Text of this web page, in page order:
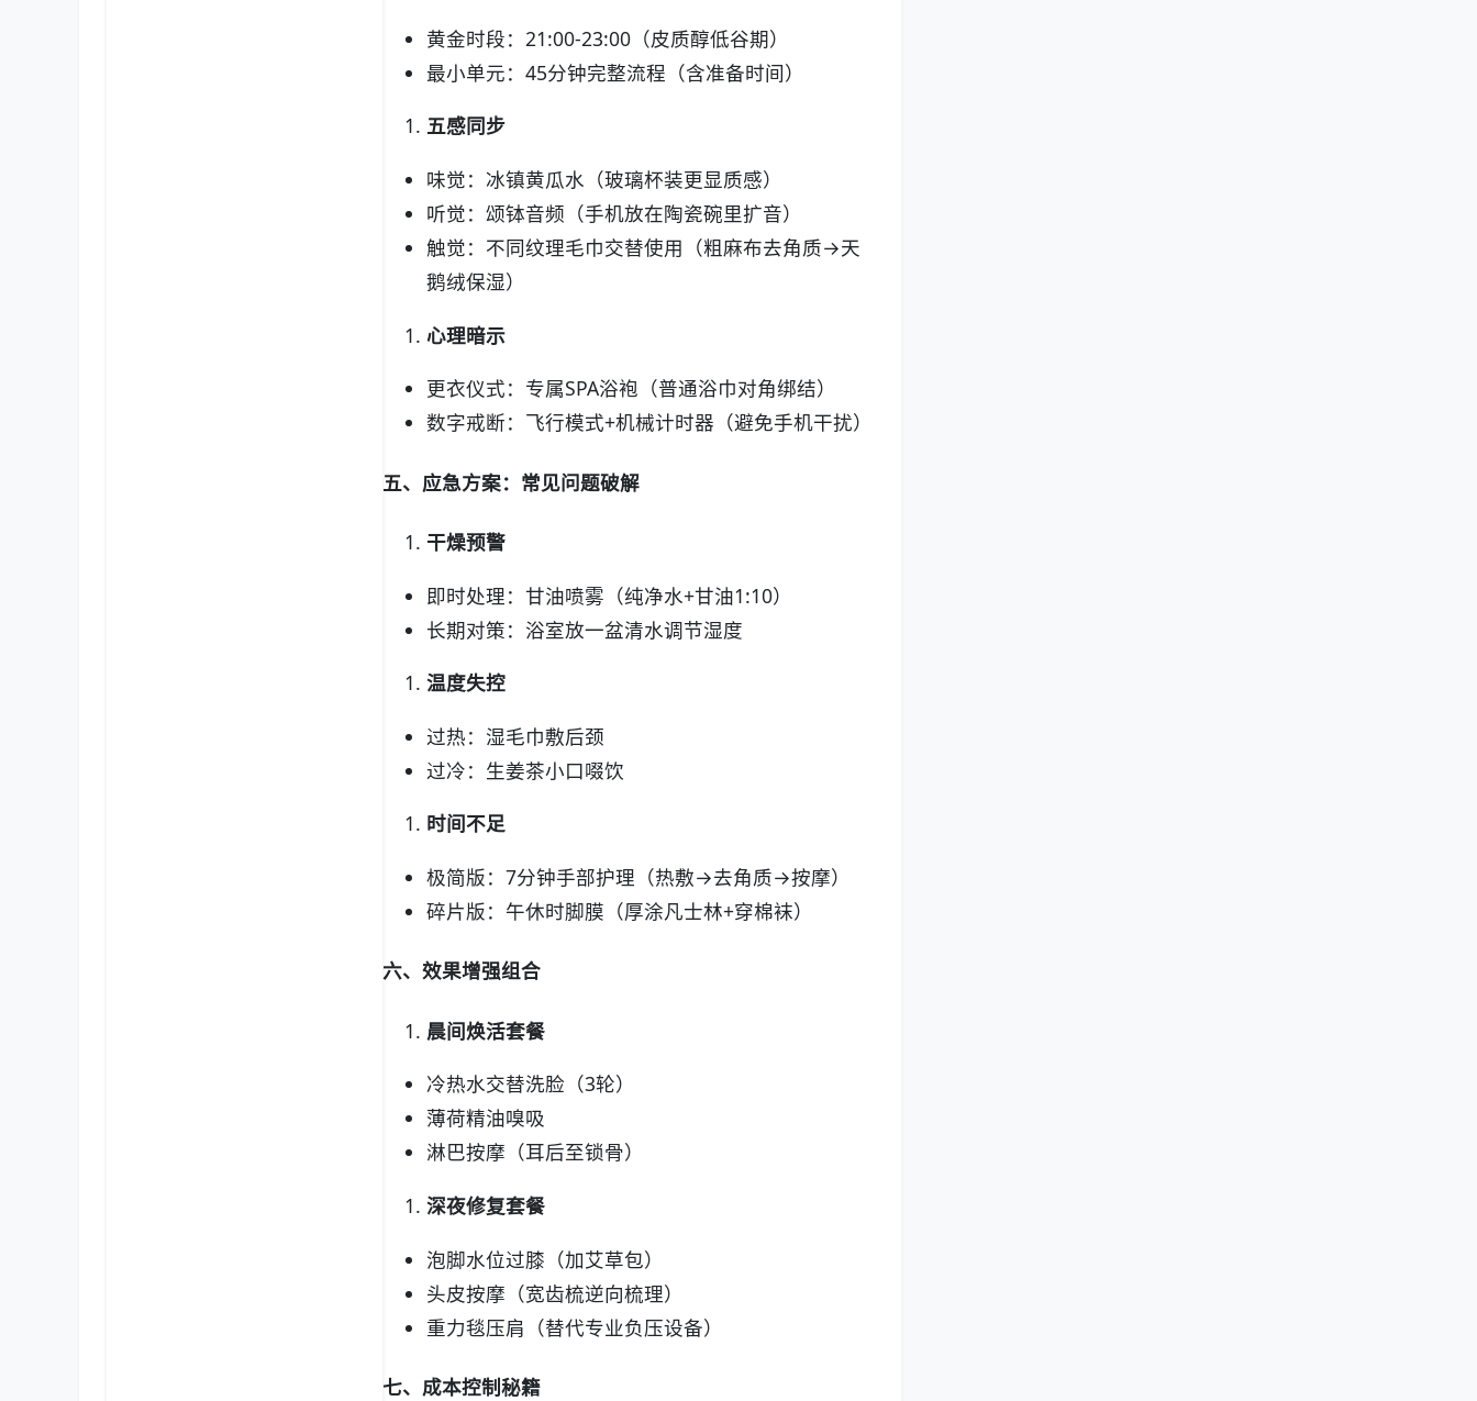
黄金时段：21:00-23:00（皮质醇低谷期）
最小单元：45分钟完整流程（含准备时间）
五感同步
味觉：冰镇黄瓜水（玻璃杯装更显质感）
听觉：颂钵音频（手机放在陶瓷碗里扩音）
触觉：不同纹理毛巾交替使用（粗麻布去角质→天
鹅绒保湿）
心理暗示
更衣仪式：专属SPA浴袍（普通浴巾对角绑结）
数字戒断：飞行模式+机械计时器（避免手机干扰）
五、应急方案：常见问题破解
干燥预警
即时处理：甘油喷雾（纯净水+甘油1:10）
长期对策：浴室放一盆清水调节湿度
温度失控
过热：湿毛巾敷后颈
过冷：生姜茶小口啜饮
时间不足
极简版：7分钟手部护理（热敷→去角质→按摩）
碎片版：午休时脚膜（厚涂凡士林+穿棉袜）
六、效果增强组合
晨间焕活套餐
冷热水交替洗脸（3轮）
薄荷精油嗅吸
淋巴按摩（耳后至锁骨）
深夜修复套餐
泡脚水位过膝（加艾草包）
头皮按摩（宽齿梳逆向梳理）
重力毯压肩（替代专业负压设备）
七、成本控制秘籍